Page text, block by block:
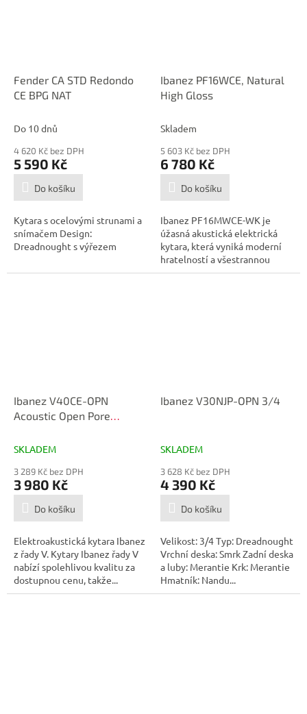
Fender CA STD Redondo
CE BPG NAT
Do 10 dnů
4 620 Kč bez DPH
5 590 Kč
Do košíku
Kytara s ocelovými strunami a
snímačem Design:
Dreadnought s výřezem
Ibanez PF16WCE, Natural
High Gloss
Skladem
5 603 Kč bez DPH
6 780 Kč
Do košíku
Ibanez PF16MWCE-WK je
úžasná akustická elektrická
kytara, která vyniká moderní
hratelností a všestrannou
kvalitou...
Ibanez V40CE-OPN
Acoustic Open Pore
SKLADEM
3 289 Kč bez DPH
3 980 Kč
Do košíku
Elektroakustická kytara Ibanez
z řady V. Kytary Ibanez řady V
nabízí spolehlivou kvalitu za
dostupnou cenu, takže...
Ibanez V30NJP-OPN 3/4
SKLADEM
3 628 Kč bez DPH
4 390 Kč
Do košíku
Velikost: 3/4 Typ: Dreadnought
Vrchní deska: Smrk Zadní deska
a luby: Merantie Krk: Merantie
Hmatník: Nandu...